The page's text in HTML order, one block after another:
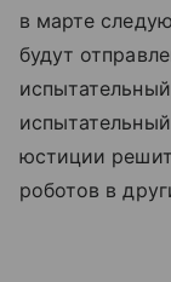
в марте
будут
юстиции
роботов в